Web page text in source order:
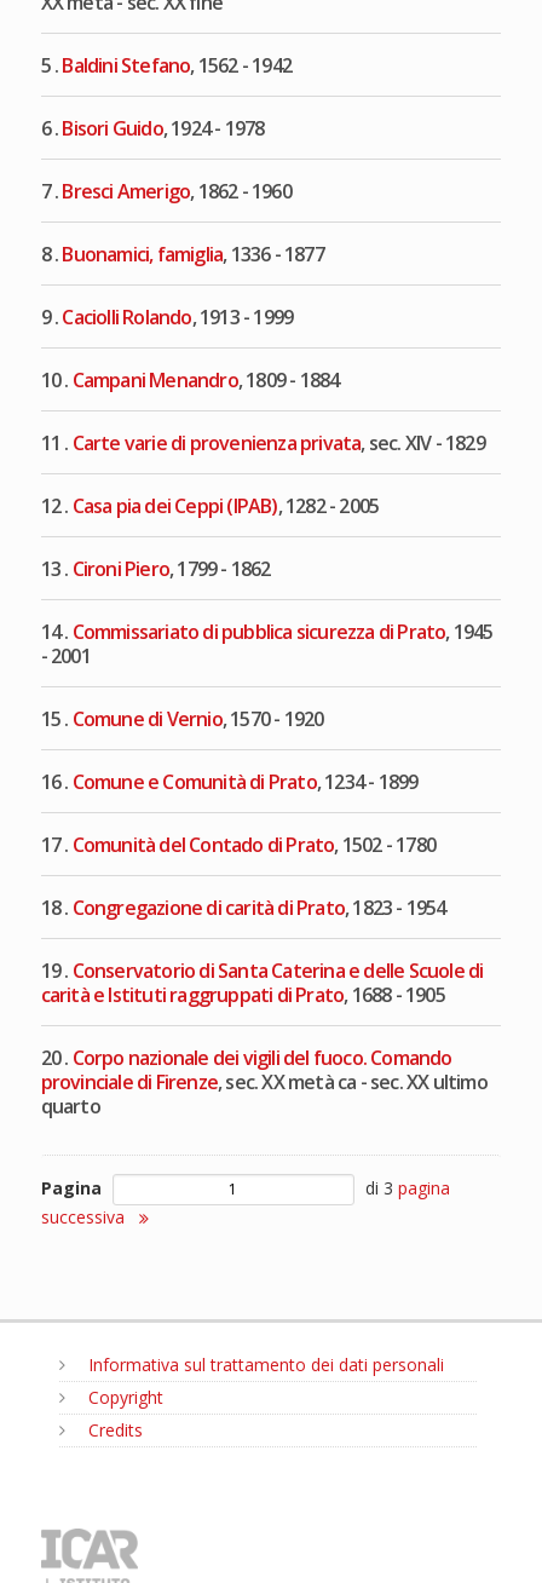
5 .Baldini Stefano, 1562 - 1942
6 .Bisori Guido, 1924 - 1978
7 .Bresci Amerigo, 1862 - 1960
8 .Buonamici, famiglia, 1336 - 1877
9 .Caciolli Rolando, 1913 - 1999
10 . Campani Menandro, 1809 - 1884
11 . Carte varie di provenienza privata, sec. XIV - 1829
12 . Casa pia dei Ceppi (IPAB), 1282 - 2005
13 . Cironi Piero, 1799 - 1862
14 . Commissariato di pubblica sicurezza di Prato, 1945
- 2001
15 . Comune di Vernio, 1570 - 1920
16 . Comune e Comunità di Prato, 1234 - 1899
17 . Comunità del Contado di Prato, 1502 - 1780
18 . Congregazione di carità di Prato, 1823 - 1954
19 . Conservatorio di Santa Caterina e delle Scuole di
carità e Istituti raggruppati di Prato, 1688 - 1905
20 . Corpo nazionale dei vigili del fuoco. Comando
provinciale di Firenze, sec. XX metà ca - sec. XX ultimo
quarto
Pagina di 3 pagina
successiva
Informativa sul trattamento dei dati personali
Copyright
Credits